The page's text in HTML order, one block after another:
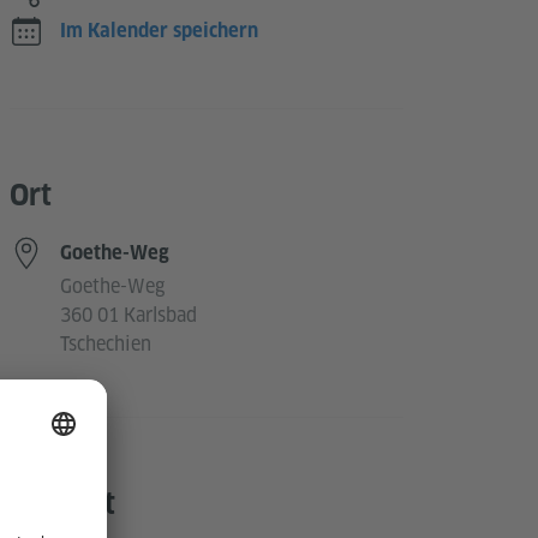
Im Kalender speichern
Ort
Goethe-Weg
Goethe-Weg
360 01 Karlsbad
Tschechien
Kontakt